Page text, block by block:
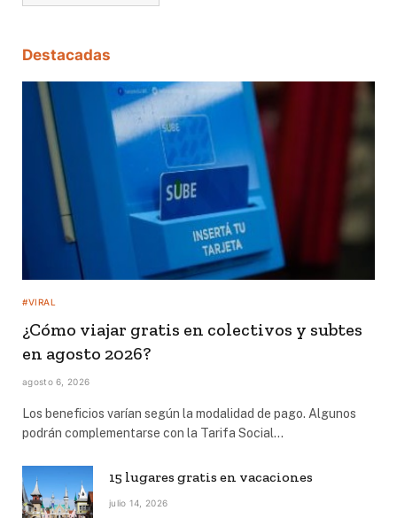
Destacadas
#VIRAL
¿Cómo viajar gratis en colectivos y subtes
en agosto 2026?
agosto 6, 2026
Los beneficios varían según la modalidad de pago. Algunos
podrán complementarse con la Tarifa Social…
15 lugares gratis en vacaciones
julio 14, 2026